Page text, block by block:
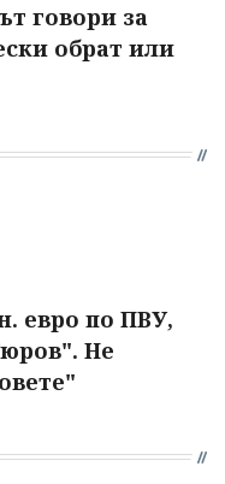
говори за
обрат или
евро по ПВУ,
Не